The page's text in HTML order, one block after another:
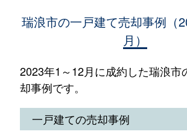
瑞浪市の一戸建て売却事例（
月）
2023年1～12月に成約した瑞浪市
却事例です。
一戸建ての売却事例